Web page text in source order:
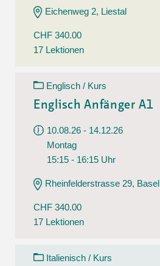
Eichenweg 2, Liestal
CHF 340.00
17 Lektionen
Englisch / Kurs
Englisch Anfänger A1
10.08.26 - 14.12.26
Montag
15:15 - 16:15 Uhr
Rheinfelderstrasse 29, Basel
CHF 340.00
17 Lektionen
Italienisch / Kurs